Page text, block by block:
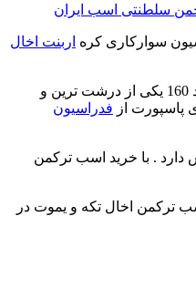
سلطنتی اسب ایران
سوارکاری کره اربنت اخال
این کره نریان در سن 3 سالگی با قد 160 یکی از درشت ترین و
پاسپورت از فدراسیون
دارد . با خرید اسب ترکمن
ترکمن اخال تکه و یموت در